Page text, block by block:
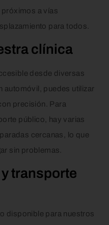
a vías
para todos.
clínica
desde diversas
automóvil, puedes utilizar
precisión. Para
público, hay varias
cercanas, lo que
sin problemas.
transporte
disponible para nuestros